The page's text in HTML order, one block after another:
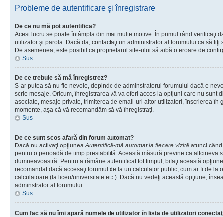
Probleme de autentificare şi înregistrare
De ce nu mă pot autentifica?
Acest lucru se poate întâmpla din mai multe motive. În primul rând verificaţi
utilizator şi parola. Dacă da, contactaţi un administrator al forumului ca să fiţi
De asemenea, este posibil ca proprietarul site-ului să aibă o eroare de
Sus
De ce trebuie să mă înregistrez?
S-ar putea să nu fie nevoie, depinde de adminstratorul forumului dacă e
scrie mesaje. Oricum, înregistrarea vă va oferi acces la opţiuni care nu sunt
asociate, mesaje private, trimiterea de email-uri altor utilizatori, înscrierea în
momente, aşa că vă recomandăm să vă înregistraţi.
Sus
De ce sunt scos afară din forum automat?
Dacă nu activaţi opţiuneaAutentifică-mă automat la fiecare vizită atunci
pentru o perioadă de timp prestabilită. Această măsură previne ca altcineva
dumneavoastră. Pentru a rămâne autentificat tot timpul, bifaţi această
recomandat dacă accesaţi forumul de la un calculator public, cum ar fi de la
calculatoare (la liceu/universitate etc.). Dacă nu vedeţi această opţiune,
adminstrator al forumului.
Sus
Cum fac să nu îmi apară numele de utilizator în lista de utilizatori